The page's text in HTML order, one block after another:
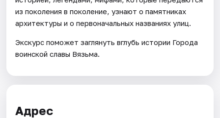
из поколения в поколение, узнают о памятниках
архитектуры и о первоначальных названиях улиц.
Экскурс поможет заглянуть вглубь истории Города
воинской славы Вязьма.
Адрес